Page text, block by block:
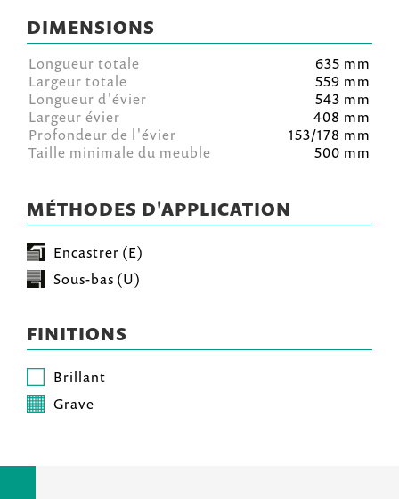
DIMENSIONS
Longueur totale
635 mm
Largeur totale
559 mm
Longueur d'évier
543 mm
Largeur évier
408 mm
Profondeur de l'évier
153/178 mm
Taille minimale du meuble
500 mm
MÉTHODES D'APPLICATION
Encastrer (E)
Sous-bas (U)
FINITIONS
Brillant
Grave